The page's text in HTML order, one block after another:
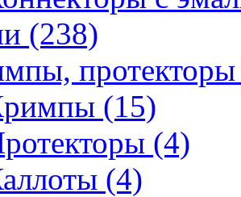
(238)
(15)
(4)
(4)